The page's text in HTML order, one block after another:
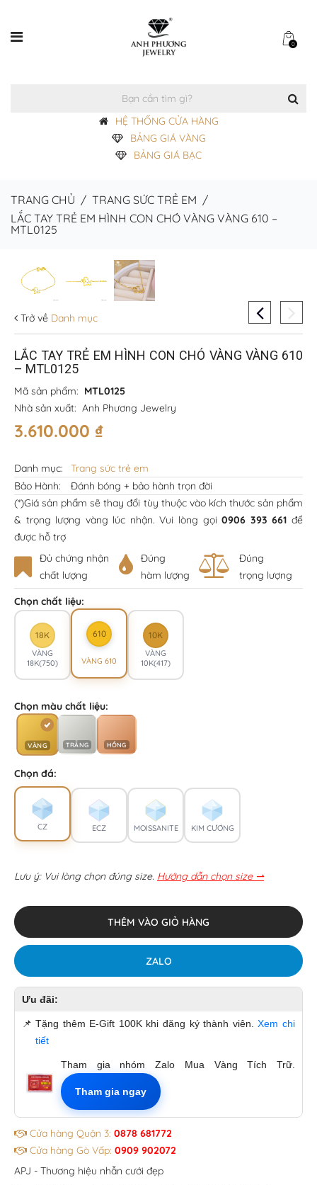
0
HỆ THỐNG CỬA HÀNG
BẢNG GIÁ VÀNG
BẢNG GIÁ BẠC
TRANG CHỦ / TRANG SỨC TRẺ EM /
LẮC TAY TRẺ EM HÌNH CON CHÓ VÀNG VÀNG 610 –
MTL0125
Trở về Danh mục
LẮC TAY TRẺ EM HÌNH CON CHÓ VÀNG VÀNG 610
– MTL0125
Mã sản phẩm: MTL0125
Nhà sản xuất: Anh Phương Jewelry
3.610.000 ₫
Danh mục:
Trang sức trẻ em
Bảo Hành:
Đánh bóng + bảo hành trọn đời
(*)Giá sản phẩm sẽ thay đổi tùy thuộc vào kích thước sản phẩm
& trọng lượng vàng lúc nhận. Vui lòng gọi0906 393 661 để
được hỗ trợ
Đủ chứng nhận
chất lượng
Đúng
hàm lượng
Đúng
trọng lượng
Chọn chất liệu:
18K
VÀNG
18K(750)
610
VÀNG 610
10K
VÀNG
10K(417)
Chọn màu chất liệu:
VÀNG TRẮNG HỒNG
Chọn đá:
CZ ECZ MOISSANITE KIM CƯƠNG
Lưu ý: Vui lòng chọn đúng size. Hướng dẫn chọn size ⇀
THÊM VÀO GIỎ HÀNG
ZALO
Ưu đãi:
📌 Tặng thêm E-Gift 100K khi đăng ký thành viên.Xem chi
tiết
Tham gia nhóm Zalo Mua Vàng Tích Trữ.
Tham gia ngay
Cửa hàng Quận 3: 0878 681772
Cửa hàng Gò Vấp: 0909 902072
APJ - Thương hiệu nhẫn cưới đẹp